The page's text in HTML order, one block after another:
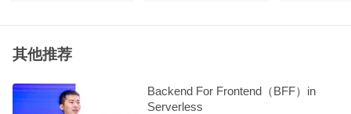
本次演讲将介绍 MaxCompute 如何通过一系列性能分析工具和数据
介绍 MaxCompute 在性能优化方面的经验。
其他推荐
Backend For Frontend（BFF）in
Serverless